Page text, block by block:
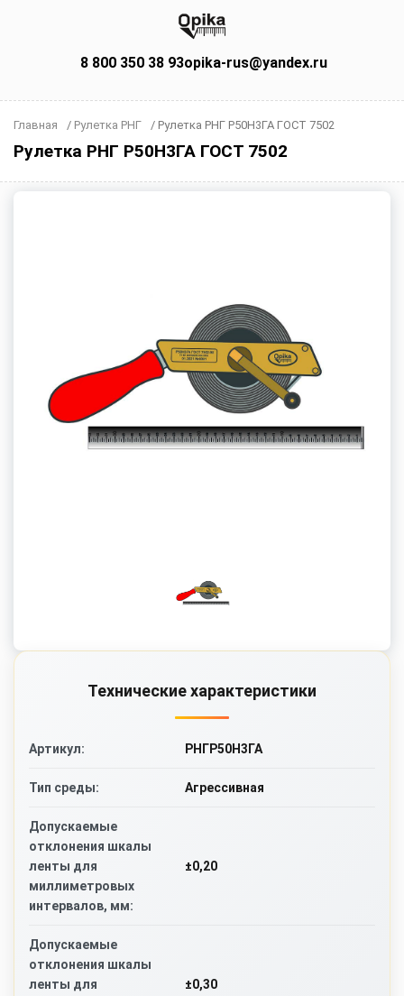
8 800 350 38 93opika-rus@yandex.ru
Главная / Рулетка РНГ / Рулетка РНГ Р50Н3ГА ГОСТ 7502
Рулетка РНГ Р50Н3ГА ГОСТ 7502
Технические характеристики
Артикул: РНГР50Н3ГА
Тип среды: Агрессивная
Допускаемые
отклонения шкалы
ленты для
миллиметровых
интервалов, мм:
±0,20
Допускаемые
отклонения шкалы
ленты для
±0,30